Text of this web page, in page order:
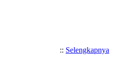
:: Selengkapnya